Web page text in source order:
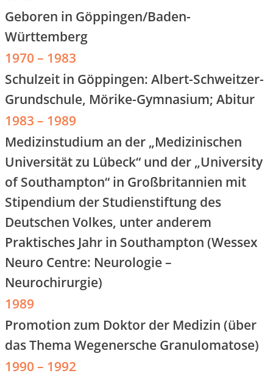
Geboren in Göppingen/Baden-
Württemberg
1970 – 1983
Schulzeit in Göppingen: Albert-Schweitzer-
Grundschule, Mörike-Gymnasium; Abitur
1983 – 1989
Medizinstudium an der „Medizinischen
Universität zu Lübeck“ und der „University
of Southampton“ in Großbritannien mit
Stipendium der Studienstiftung des
Deutschen Volkes, unter anderem
Praktisches Jahr in Southampton (Wessex
Neuro Centre: Neurologie –
Neurochirurgie)
1989
Promotion zum Doktor der Medizin (über
das Thema Wegenersche Granulomatose)
1990 – 1992